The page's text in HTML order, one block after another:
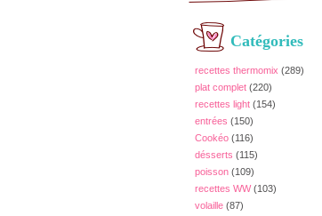
Catégories
recettes thermomix (289)
plat complet (220)
recettes light (154)
entrées (150)
Cookéo (116)
désserts (115)
poisson (109)
recettes WW (103)
volaille (87)